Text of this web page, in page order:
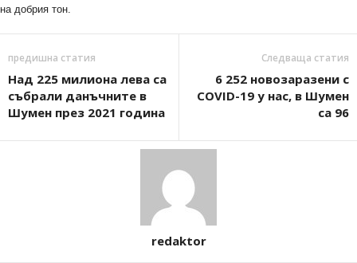
на добрия тон.
предишна статия
Над 225 милиона лева са
събрали данъчните в
Шумен през 2021 година
Следваща статия
6 252 новозаразени с
COVID-19 у нас, в Шумен
са 96
redaktor